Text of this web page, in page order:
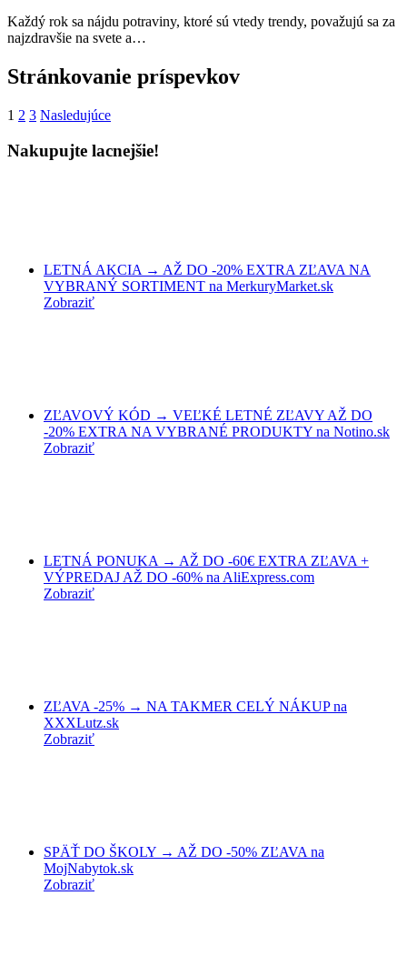
Každý rok sa nájdu potraviny, ktoré sú vtedy trendy, považujú sa za
najzdravšie na svete a…
Stránkovanie príspevkov
1 2 3 Nasledujúce
Nakupujte lacnejšie!
LETNÁ AKCIA → AŽ DO -20% EXTRA ZĽAVA NA
VYBRANÝ SORTIMENT na MerkuryMarket.sk
Zobraziť
ZĽAVOVÝ KÓD → VEĽKÉ LETNÉ ZĽAVY AŽ DO
-20% EXTRA NA VYBRANÉ PRODUKTY na Notino.sk
Zobraziť
LETNÁ PONUKA → AŽ DO -60€ EXTRA ZĽAVA +
VÝPREDAJ AŽ DO -60% na AliExpress.com
Zobraziť
ZĽAVA -25% → NA TAKMER CELÝ NÁKUP na
XXXLutz.sk
Zobraziť
SPÄŤ DO ŠKOLY → AŽ DO -50% ZĽAVA na
MojNabytok.sk
Zobraziť